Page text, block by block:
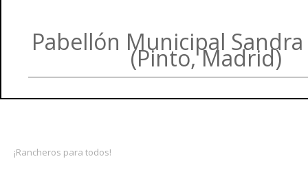
Pabellón Municipal
(Pinto, Madrid)
¡Rancheros para todos!